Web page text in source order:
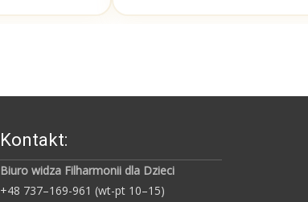
Kontakt:
Biuro widza Filharmonii dla Dzieci
+48 737–169-961 (wt-pt 10–15)